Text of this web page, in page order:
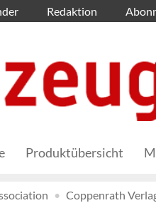
Redaktion
Produktübersicht
Coppenrath